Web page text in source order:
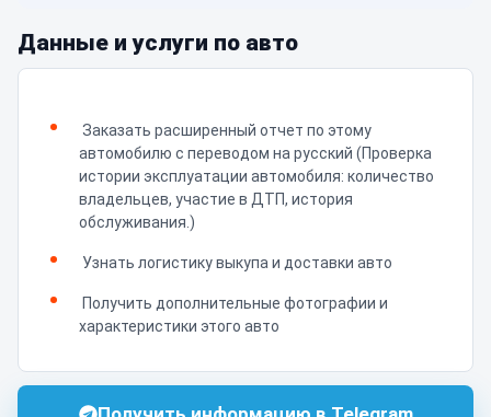
Данные и услуги по авто
Заказать расширенный отчет по этому
автомобилю с переводом на русский (Проверка
истории эксплуатации автомобиля: количество
владельцев, участие в ДТП, история
обслуживания.)
Узнать логистику выкупа и доставки авто
Получить дополнительные фотографии и
характеристики этого авто